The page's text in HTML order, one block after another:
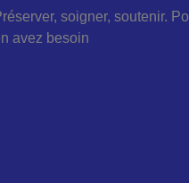
soigner, soutenir.
avez besoin